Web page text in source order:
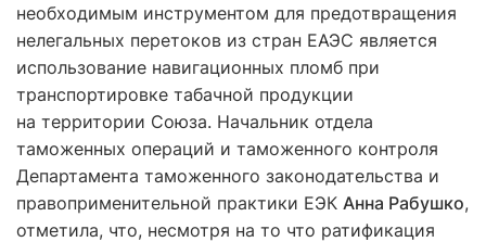
необходимым инструментом для предотвращения
нелегальных перетоков из стран ЕАЭС является
использование навигационных пломб при
транспортировке табачной продукции
на территории Союза. Начальник отдела
таможенных операций и таможенного контроля
Департамента таможенного законодательства и
правоприменительной практики ЕЭК Анна Рабушко,
отметила, что, несмотря на то что ратификация